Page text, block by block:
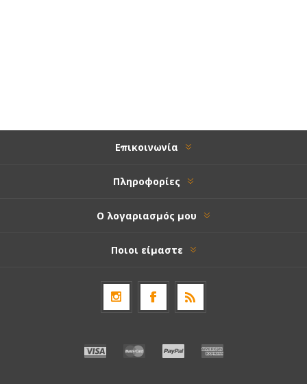
Επικοινωνία
Πληροφορίες
Ο λογαριασμός μου
Ποιοι είμαστε